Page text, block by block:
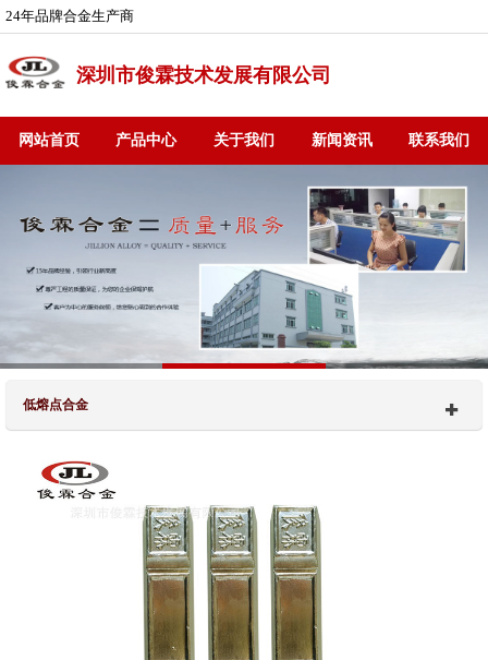
24年品牌合金生产商
深圳市俊霖技术发展有限公司
网站首页 产品中心 关于我们 新闻资讯 联系我们
低熔点合金